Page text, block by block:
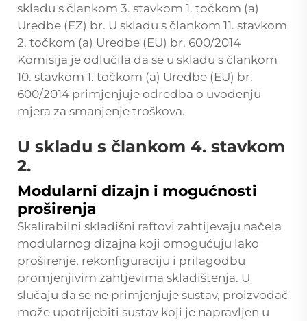
skladu s člankom 3. stavkom 1. točkom (a)
Uredbe (EZ) br. U skladu s člankom 11. stavkom
2. točkom (a) Uredbe (EU) br. 600/2014
Komisija je odlučila da se u skladu s člankom
10. stavkom 1. točkom (a) Uredbe (EU) br.
600/2014 primjenjuje odredba o uvođenju
mjera za smanjenje troškova.
U skladu s člankom 4. stavkom
2.
Modularni dizajn i mogućnosti
proširenja
Skalirabilni skladišni raftovi zahtijevaju načela
modularnog dizajna koji omogućuju lako
proširenje, rekonfiguraciju i prilagodbu
promjenjivim zahtjevima skladištenja. U
slučaju da se ne primjenjuje sustav, proizvođač
može upotrijebiti sustav koji je napravljen u